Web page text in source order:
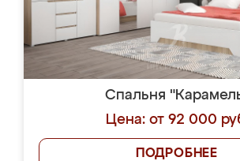
Спальня
Цена: от 92 000
ПОДРОБНЕЕ